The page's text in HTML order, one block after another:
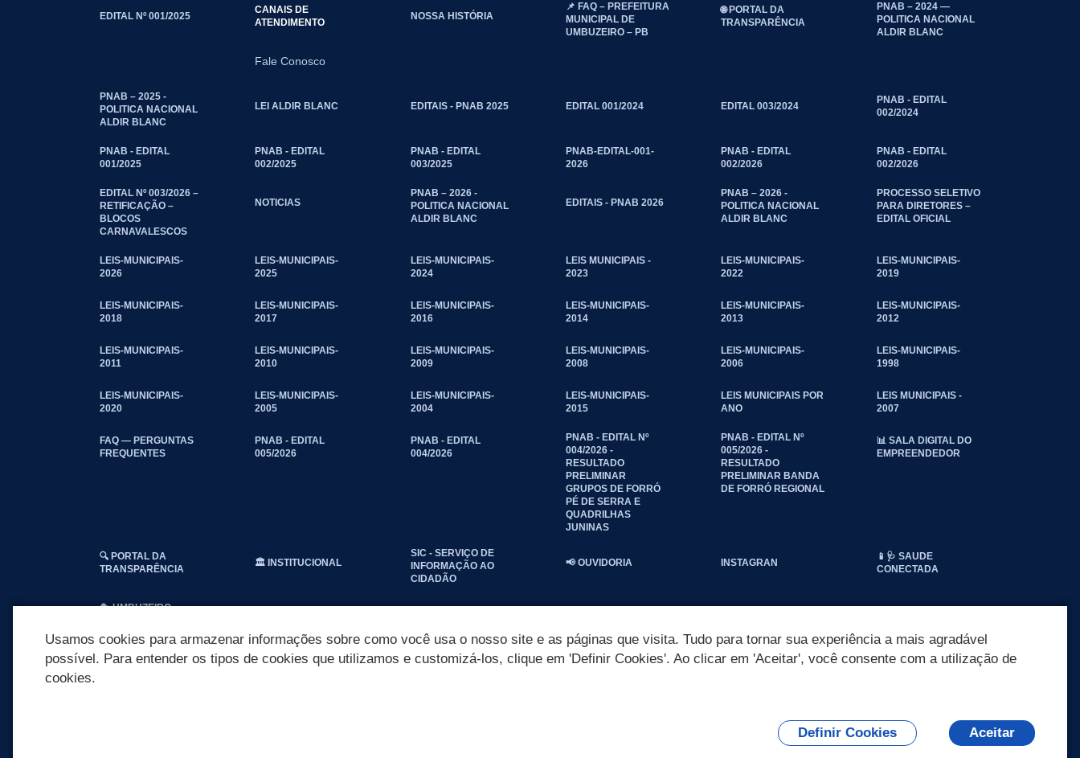
EDITAL Nº 001/2025
CANAIS DE
ATENDIMENTO
Fale Conosco
NOSSA HISTÓRIA
📌 FAQ – PREFEITURA
MUNICIPAL DE
UMBUZEIRO – PB
🌐 PORTAL DA
TRANSPARÊNCIA
PNAB – 2024 —
POLITICA NACIONAL
ALDIR BLANC
PNAB – 2025 -
POLITICA NACIONAL
ALDIR BLANC
LEI ALDIR BLANC EDITAIS - PNAB 2025 EDITAL 001/2024 EDITAL 003/2024
PNAB - EDITAL
002/2024
PNAB - EDITAL
001/2025
PNAB - EDITAL
002/2025
PNAB - EDITAL
003/2025
PNAB-EDITAL-001-
2026
PNAB - EDITAL
002/2026
PNAB - EDITAL
002/2026
EDITAL Nº 003/2026 –
RETIFICAÇÃO –
BLOCOS
CARNAVALESCOS
NOTICIAS
PNAB – 2026 -
POLITICA NACIONAL
ALDIR BLANC
EDITAIS - PNAB 2026
PNAB – 2026 -
POLITICA NACIONAL
ALDIR BLANC
PROCESSO SELETIVO
PARA DIRETORES –
EDITAL OFICIAL
LEIS-MUNICIPAIS-
2026
LEIS-MUNICIPAIS-
2025
LEIS-MUNICIPAIS-
2024
LEIS MUNICIPAIS -
2023
LEIS-MUNICIPAIS-
2022
LEIS-MUNICIPAIS-
2019
LEIS-MUNICIPAIS-
2018
LEIS-MUNICIPAIS-
2017
LEIS-MUNICIPAIS-
2016
LEIS-MUNICIPAIS-
2014
LEIS-MUNICIPAIS-
2013
LEIS-MUNICIPAIS-
2012
LEIS-MUNICIPAIS-
2011
LEIS-MUNICIPAIS-
2010
LEIS-MUNICIPAIS-
2009
LEIS-MUNICIPAIS-
2008
LEIS-MUNICIPAIS-
2006
LEIS-MUNICIPAIS-
1998
LEIS-MUNICIPAIS-
2020
LEIS-MUNICIPAIS-
2005
LEIS-MUNICIPAIS-
2004
LEIS-MUNICIPAIS-
2015
LEIS MUNICIPAIS POR
ANO
LEIS MUNICIPAIS -
2007
FAQ — PERGUNTAS
FREQUENTES
PNAB - EDITAL
005/2026
PNAB - EDITAL
004/2026
PNAB - EDITAL Nº
004/2026 -
RESULTADO
PRELIMINAR
GRUPOS DE FORRÓ
PÉ DE SERRA E
QUADRILHAS
JUNINAS
PNAB - EDITAL Nº
005/2026 -
RESULTADO
PRELIMINAR BANDA
DE FORRÓ REGIONAL
📊 SALA DIGITAL DO
EMPREENDEDOR
🔍 PORTAL DA
TRANSPARÊNCIA
🏛️ INSTITUCIONAL
SIC - SERVIÇO DE
INFORMAÇÃO AO
CIDADÃO
📢 OUVIDORIA INSTAGRAN
📱🩺 SAUDE
CONECTADA
🎭 UMBUZEIRO
Usamos cookies para armazenar informações sobre como você usa o nosso site e as páginas que visita. Tudo para tornar sua experiência a mais agradável
possível. Para entender os tipos de cookies que utilizamos e customizá-los, clique em 'Definir Cookies'. Ao clicar em 'Aceitar', você consente com a utilização de
cookies.
Definir Cookies Aceitar